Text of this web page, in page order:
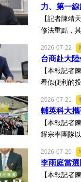
力、第一
【記者陳靖
修法重點，
2026-07-22
台商赴大
【本報記者
看似便利的
2026-07-21
輔英科大
【本報記者
耀宗率團隊
2026-07-20
李雨庭當
【本報記者